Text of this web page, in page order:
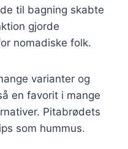
til bagning skabte
gjorde
nomadiske folk.
varianter og
en favorit i mange
Pitabrødets
som hummus.